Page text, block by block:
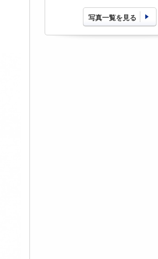
写真一覧を見る